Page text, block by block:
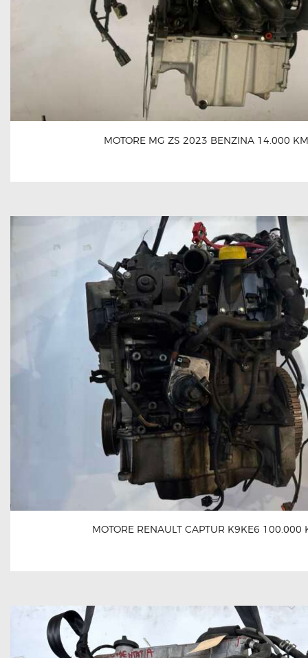
MOTORE MG ZS 2023 BENZINA 14.000 KM
MOTORE RENAULT CAPTUR K9KE6 100.000